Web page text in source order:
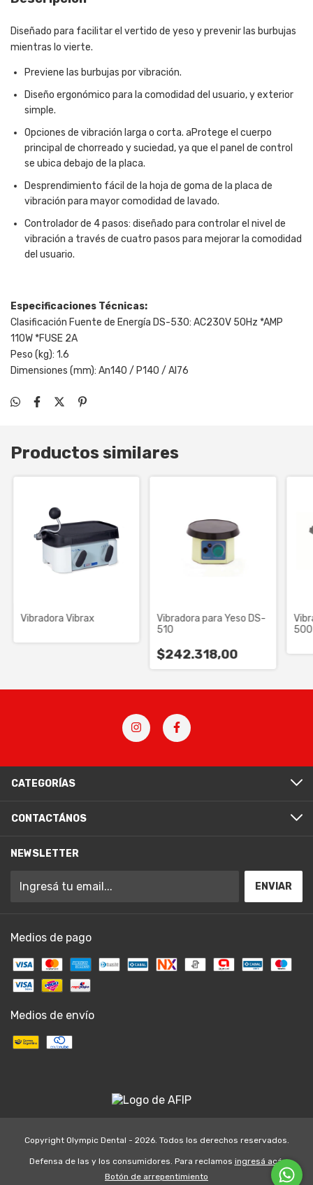
Diseñado para facilitar el vertido de yeso y prevenir las burbujas
mientras lo vierte.
Previene las burbujas por vibración.
Diseño ergonómico para la comodidad del usuario, y exterior
simple.
Opciones de vibración larga o corta. aProtege el cuerpo
principal de chorreado y suciedad, ya que el panel de control
se ubica debajo de la placa.
Desprendimiento fácil de la hoja de goma de la placa de
vibración para mayor comodidad de lavado.
Controlador de 4 pasos: diseñado para controlar el nivel de
vibración a través de cuatro pasos para mejorar la comodidad
del usuario.
Especificaciones Técnicas:
Clasificación Fuente de Energía DS-530: AC230V 50Hz *AMP
110W *FUSE 2A
Peso (kg): 1.6
Dimensiones (mm): An140 / P140 / Al76
Productos similares
Vibradora Vibrax
Vibradora para Yeso DS-
510
$242.318,00
500
CATEGORÍAS
CONTACTÁNOS
NEWSLETTER
Medios de pago
Medios de envío
Copyright Olympic Dental - 2026. Todos los derechos reservados.
Defensa de las y los consumidores. Para reclamos ingresá acá.
Botón de arrepentimiento